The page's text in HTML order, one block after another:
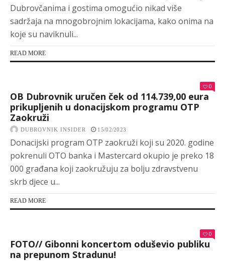
Dubrovčanima i gostima omogućio nikad više
sadržaja na mnogobrojnim lokacijama, kako onima na
koje su naviknuli...
READ MORE
0
OB Dubrovnik uručen ček od 114.739,00 eura
prikupljenih u donacijskom programu OTP
Zaokruži
DUBROVNIK INSIDER 15/02/2023
Donacijski program OTP zaokruži koji su 2020. godine
pokrenuli OTO banka i Mastercard okupio je preko 18
000 građana koji zaokružuju za bolju zdravstvenu
skrb djece u...
READ MORE
0
FOTO// Gibonni koncertom oduševio publiku
na prepunom Stradunu!